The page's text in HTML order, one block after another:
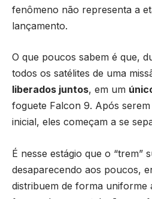
fenômeno não representa a
lançamento.
O que poucos sabem é que,
todos os satélites de uma
liberados juntos, em um
foguete Falcon 9. Após
inicial, eles começam a se
É nesse estágio que o “trem”
desaparecendo aos poucos,
distribuem de forma uniforme